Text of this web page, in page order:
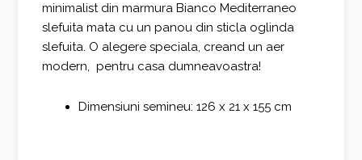
minimalist din marmura Bianco Mediterraneo
slefuita mata cu un panou din sticla oglinda
slefuita. O alegere speciala, creand un aer
modern, pentru casa dumneavoastra!
Dimensiuni semineu: 126 x 21 x 155 cm